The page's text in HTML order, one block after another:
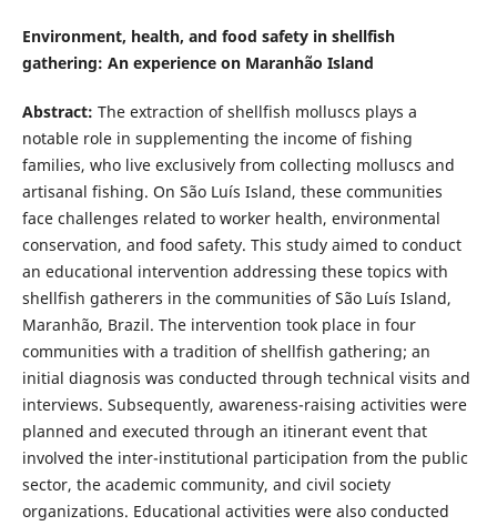
Environment, health, and food safety in shellfish
gathering: An experience on Maranhão Island
Abstract: The extraction of shellfish molluscs plays a
notable role in supplementing the income of fishing
families, who live exclusively from collecting molluscs and
artisanal fishing. On São Luís Island, these communities
face challenges related to worker health, environmental
conservation, and food safety. This study aimed to conduct
an educational intervention addressing these topics with
shellfish gatherers in the communities of São Luís Island,
Maranhão, Brazil. The intervention took place in four
communities with a tradition of shellfish gathering; an
initial diagnosis was conducted through technical visits and
interviews. Subsequently, awareness-raising activities were
planned and executed through an itinerant event that
involved the inter-institutional participation from the public
sector, the academic community, and civil society
organizations. Educational activities were also conducted